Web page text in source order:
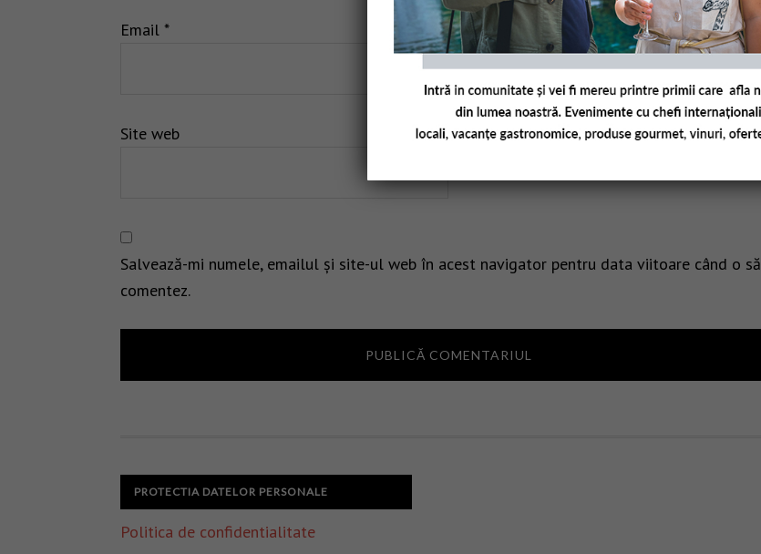
Email *
Site web
Salvează-mi numele, emailul și site-ul web în acest navigator pentru data viitoare când o să
comentez.
PROTECTIA DATELOR PERSONALE
Politica de confidentialitate